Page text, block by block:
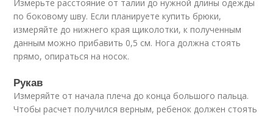
Измерьте расстояние от талии до нужной длины одежды
по боковому шву. Если планируете купить брюки,
измеряйте до нижнего края щиколотки, к полученным
данным можно прибавить 0,5 см. Нога должна стоять
прямо, опираться на носок.
Рукав
Измеряйте от начала плеча до конца большого пальца.
Чтобы расчет получился верным, ребенок должен стоять